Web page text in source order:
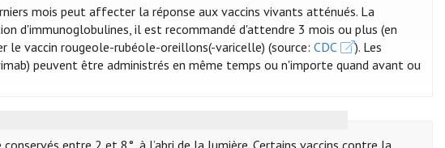
mois peut affecter la réponse aux vaccins vivants atténués. La
d'immunoglobulines, il est recommandé d'attendre 3 mois ou plus (en
le vaccin rougeole-rubéole-oreillons(-varicelle) (source:CDC
). Les
peuvent être administrés en même temps ou n'importe quand avant ou